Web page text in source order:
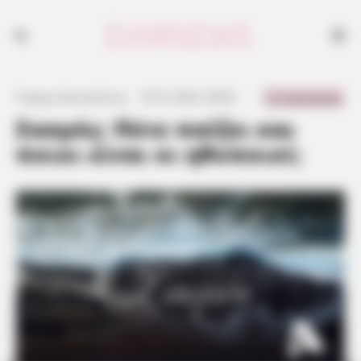
Σασμός: Πότε παίζει και
ποιοι είναι οι ηθοποιοί;